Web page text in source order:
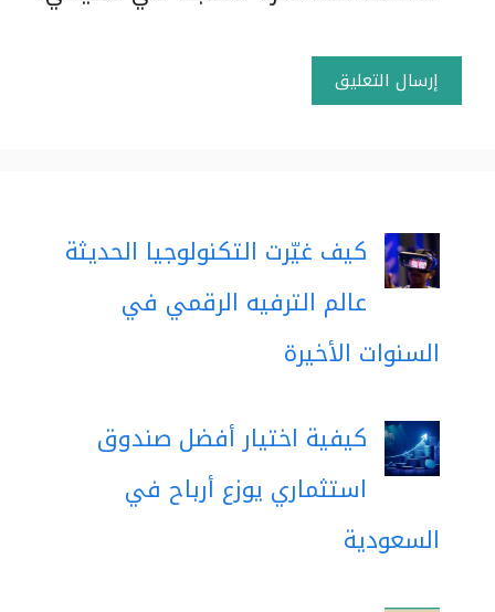
كيف غيّرت التكنولوجيا الحديثة
عالم الترفيه الرقمي في
السنوات الأخيرة
كيفية اختيار أفضل صندوق
استثماري يوزع أرباح في
السعودية